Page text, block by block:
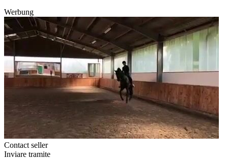
Werbung
Contact seller
Inviare tramite